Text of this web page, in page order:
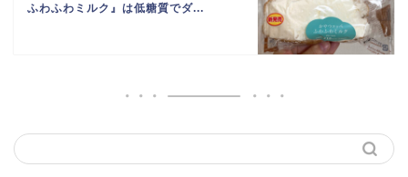
ふわふわミルク』は低糖質でダ...